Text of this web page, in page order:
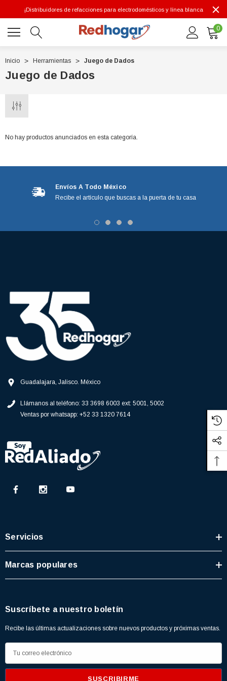
¡Distribuidores de refacciones para electrodomésticos y línea blanca
0
Inicio Herramientas Juego de Dados
Juego de Dados
AH388034,
3934469
No hay productos anunciados en esta categoría.
Envíos A Todo México
Recibe el artículo que buscas a la puerta de tu casa
Guadalajara, Jalisco. México
Llámanos al teléfono: 33 3698 6003 ext: 5001, 5002
Ventas por whatsapp: +52 33 1320 7614
Servicios
Marcas populares
Suscríbete a nuestro boletín
Recibe las últimas actualizaciones sobre nuevos productos y próximas ventas.
i
7614